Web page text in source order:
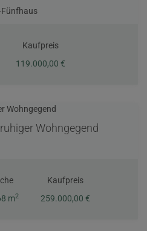
Fünfhaus
Kaufpreis
119.000,00 €
Wohngegend
m2
Kaufpreis
259.000,00 €